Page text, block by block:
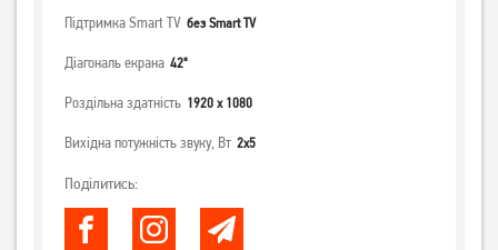
Підтримка Smart TV без Smart TV
Діагональ екрана 42"
Роздільна здатність 1920 х 1080
Вихідна потужність звуку, Вт 2х5
Поділитись: